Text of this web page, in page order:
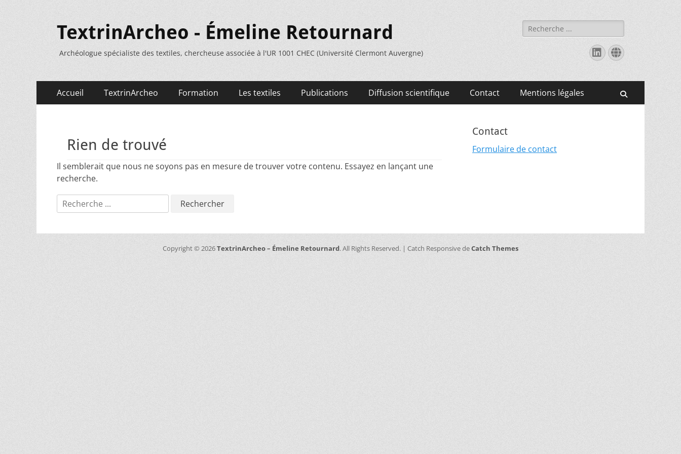
TextrinArcheo - Émeline Retournard
Archéologue spécialiste des textiles, chercheuse associée à l'UR 1001 CHEC (Université Clermont Auvergne)
Rechercher :
Linkedin
Site
web
Menu
principal
Accueil TextrinArcheo Formation Les textiles Publications Diffusion scientifique Contact Mentions légales
Rien de trouvé
Il semblerait que nous ne soyons pas en mesure de trouver votre contenu. Essayez en lançant une
recherche.
Rechercher :
Contact
Formulaire de contact
Copyright © 2026TextrinArcheo – Émeline Retournard. All Rights Reserved. | Catch Responsive deCatch Themes